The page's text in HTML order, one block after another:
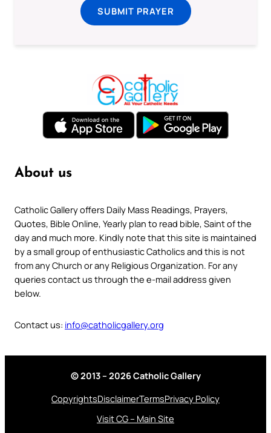
SUBMIT PRAYER
About us
Catholic Gallery offers Daily Mass Readings, Prayers,
Quotes, Bible Online, Yearly plan to read bible, Saint of the
day and much more. Kindly note that this site is maintained
by a small group of enthusiastic Catholics and this is not
from any Church or any Religious Organization. For any
queries contact us through the e-mail address given
below.
Contact us: info@catholicgallery.org
© 2013 – 2026 Catholic Gallery
CopyrightsDisclaimerTermsPrivacy Policy
Visit CG – Main Site